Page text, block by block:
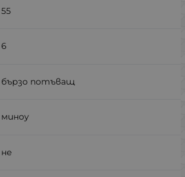
55
6
бързо потъващ
миноу
не